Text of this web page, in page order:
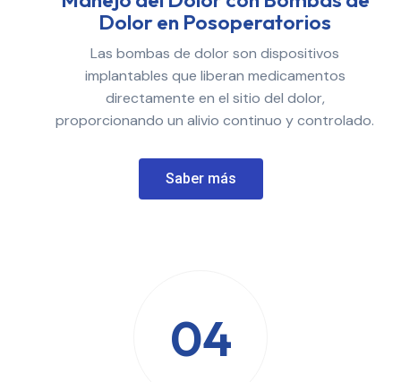
Dolor en Posoperatorios
Las bombas de dolor son dispositivos
implantables que liberan medicamentos
directamente en el sitio del dolor,
proporcionando un alivio continuo y controlado.
Saber más
04